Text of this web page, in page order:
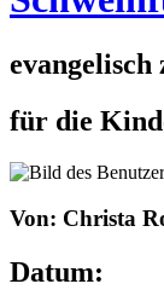
evangelisch
für die
Von: Christa
Datum: